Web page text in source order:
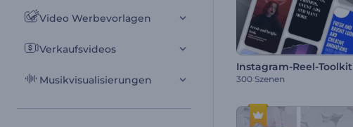
Video Werbevorlagen
Verkaufsvideos
Musikvisualisierungen
Instagram-Reel-Toolkit
300 Szenen